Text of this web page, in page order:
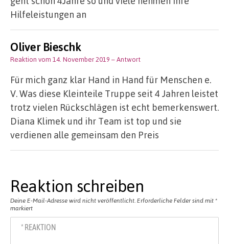
Hilfeleistungen an
Oliver Bieschk
Reaktion vom 14. November 2019 – Antwort
Für mich ganz klar Hand in Hand für Menschen e.
V. Was diese Kleinteile Truppe seit 4 Jahren leistet
trotz vielen Rückschlägen ist echt bemerkenswert.
Diana Klimek und ihr Team ist top und sie
verdienen alle gemeinsam den Preis
Reaktion schreiben
Deine E-Mail-Adresse wird nicht veröffentlicht. Erforderliche Felder sind mit *
markiert